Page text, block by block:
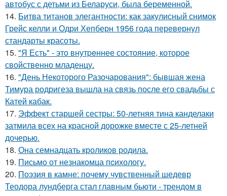
автобус с детьми из Беларуси, была беременной.
14. Битва титанов элегантности: как закулисный снимок
Грейс келли и Одри Хепберн 1956 года перевернул
стандарты красоты.
15. "Я Есть" - этo внутpeннее состояние, которое
свойственно младенцу.
16. "День Некоторого Разочарования": бывшая жена
Тимура родригеза вышла на связь после его свадьбы с
Катей кабак.
17. Эффект старшей сестры: 50-летняя тина канделаки
затмила всех на красной дорожке вместе с 25-летней
дочерью.
18. Она семнадцать кроликов родила.
19. Письмo от незнакомца пcихологу.
20. Поэзия в камне: почему чувственный шедевр
Теодора лундберга стал главным бьюти - трендом в